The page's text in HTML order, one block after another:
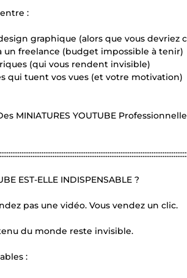
:
graphique (alors que vous devriez
un freelance (budget impossible à tenir)
(qui vous rendent invisible)
qui tuent vos vues (et votre motivation)
MINIATURES YOUTUBE
EST-ELLE INDISPENSABLE ?
pas une vidéo. Vous vendez un clic.
du monde reste invisible.
: